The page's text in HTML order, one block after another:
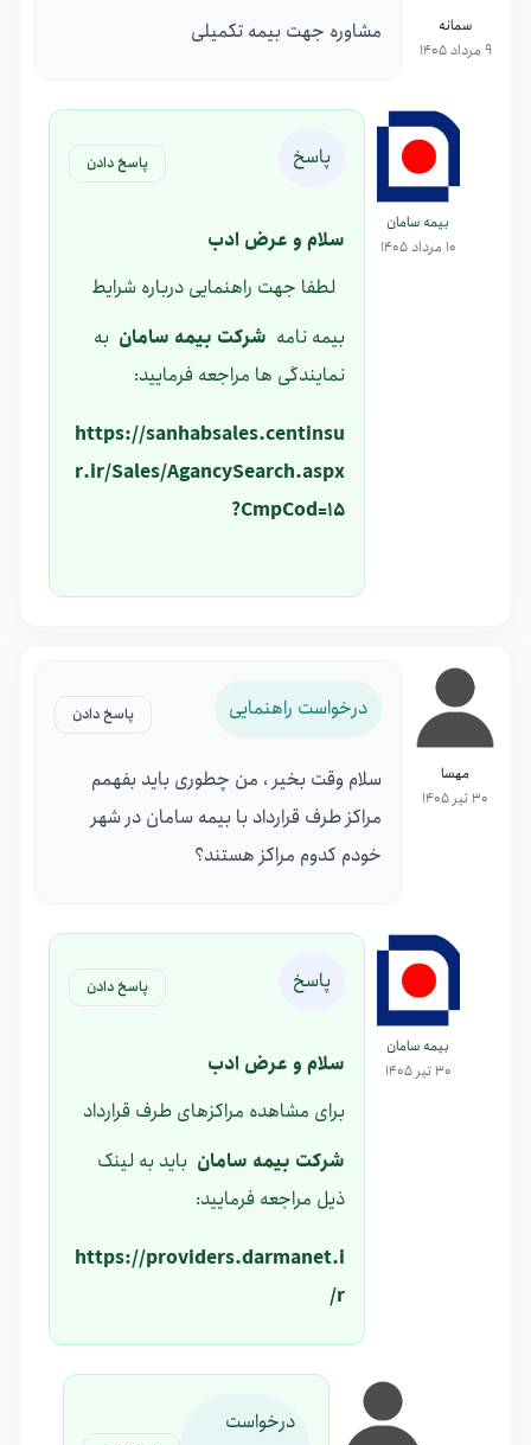
سمانه
9 مرداد 1405
مشاوره جهت بیمه تکمیلی
بیمه سامان
10 مرداد 1405
پاسخ پاسخ دادن
سلام و عرض ادب
لطفا جهت راهنمایی درباره شرایط
بیمه نامه شرکت بیمه سامان به
نمایندگی ها مراجعه فرمایید:
https://sanhabsales.centinsu
r.ir/Sales/AgancySearch.aspx
?CmpCod=15
مهسا
30 تیر 1405
درخواست راهنمایی پاسخ دادن
سلام وقت بخیر ، من چطوری باید بفهمم
مراکز طرف قرارداد با بیمه سامان در شهر
خودم کدوم مراکز هستند؟
بیمه سامان
30 تیر 1405
پاسخ پاسخ دادن
سلام و عرض ادب
برای مشاهده مراکزهای طرف قرارداد
شرکت بیمه سامان باید به لینک
ذیل مراجعه فرمایید:
https://providers.darmanet.i
r/
درخواست